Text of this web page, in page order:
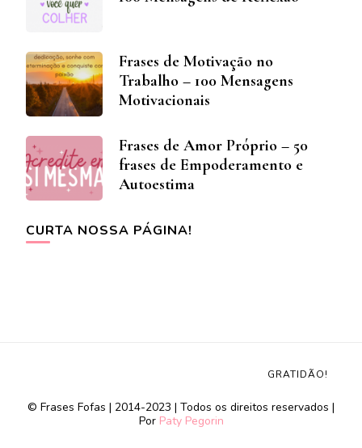
Frases de Motivação no
Trabalho – 100 Mensagens
Motivacionais
Frases de Amor Próprio – 50
frases de Empoderamento e
Autoestima
CURTA NOSSA PÁGINA!
© Frases Fofas | 2014-2023 | Todos os direitos reservados |
Por Paty Pegorin
GRATIDÃO!